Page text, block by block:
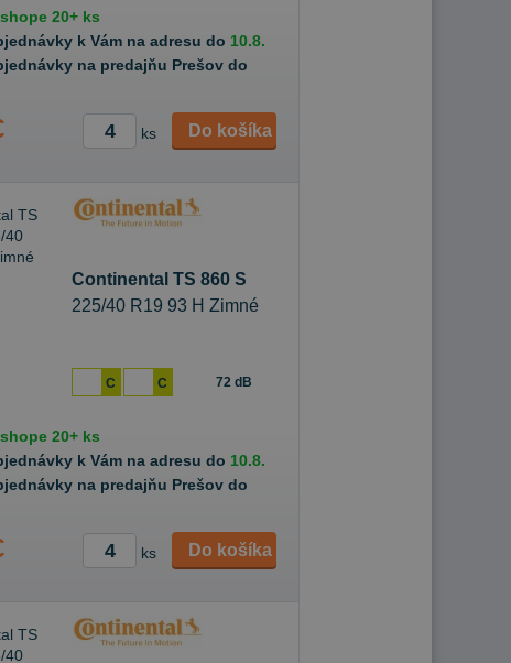
20+ ks
k Vám na adresu do 10.8.
na predajňu Prešov do
ks Do košíka
Continental TS 860 S
225/40 R19 93 H Zimné
C C 72 dB
20+ ks
k Vám na adresu do 10.8.
na predajňu Prešov do
ks Do košíka